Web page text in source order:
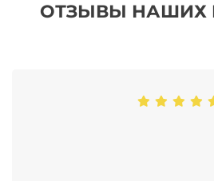
ОТЗЫВЫ НАШИХ